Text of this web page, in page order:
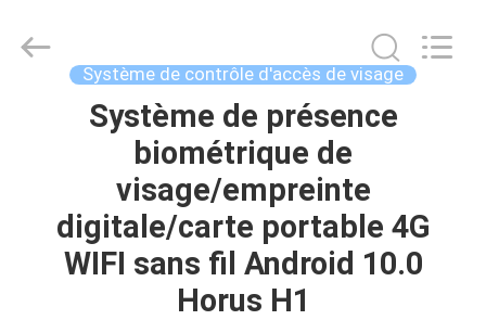
MAISON
PRODUITS
VANSHUI
ENTERPRISE
Système de contrôle d'accès de visage
Système de présence
biométrique de
visage/empreinte
digitale/carte portable 4G
WIFI sans fil Android 10.0
Horus H1